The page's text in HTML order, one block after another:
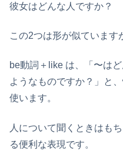
彼女はどんな人ですか？
この2つは形が似ています
be動詞＋like は、「〜は
ようなものですか？」と
使います。
人について聞くときはも
る便利な表現です。